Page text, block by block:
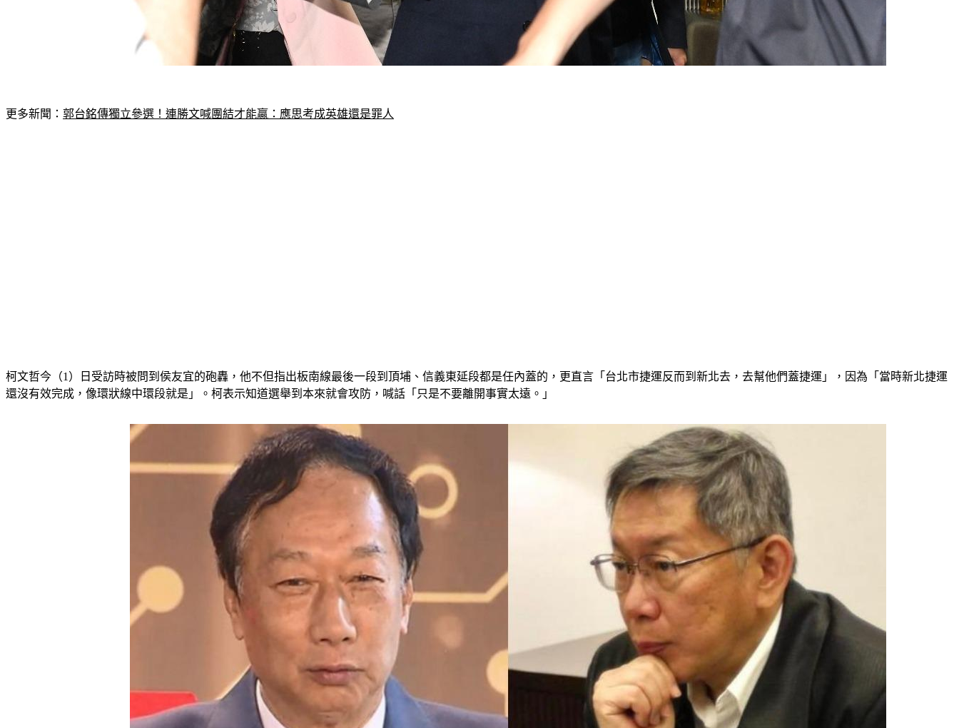
更多新聞： 郭台銘傳獨立參選！連勝文喊團結才能贏：應思考成英雄還是罪人
柯文哲今（1）日受訪時被問到侯友宜的砲轟，他不但指出板南線最後一段到頂埔、信義東延段都是任內蓋的，更直言「台北市捷運反而到新北去，去幫他們蓋捷運」，因為「當時新北捷運
還沒有效完成，像環狀線中環段就是」。柯表示知道選舉到本來就會攻防，喊話「只是不要離開事實太遠。」